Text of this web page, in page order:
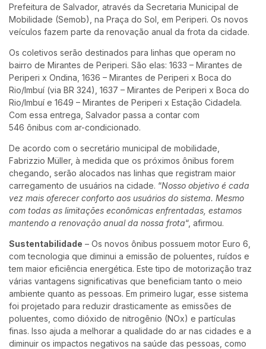
Prefeitura de Salvador, através da Secretaria Municipal de
Mobilidade (Semob), na Praça do Sol, em Periperi. Os novos
veículos fazem parte da renovação anual da frota da cidade.
Os coletivos serão destinados para linhas que operam no
bairro de Mirantes de Periperi. São elas: 1633 – Mirantes de
Periperi x Ondina, 1636 – Mirantes de Periperi x Boca do
Rio/Imbuí (via BR 324), 1637 – Mirantes de Periperi x Boca do
Rio/Imbuí e 1649 – Mirantes de Periperi x Estação Cidadela.
Com essa entrega, Salvador passa a contar com
546 ônibus com ar-condicionado.
De acordo com o secretário municipal de mobilidade,
Fabrizzio Müller, à medida que os próximos ônibus forem
chegando, serão alocados nas linhas que registram maior
carregamento de usuários na cidade. “Nosso objetivo é cada
vez mais oferecer conforto aos usuários do sistema. Mesmo
com todas as limitações econômicas enfrentadas, estamos
mantendo a renovação anual da nossa frota“, afirmou.
Sustentabilidade – Os novos ônibus possuem motor Euro 6,
com tecnologia que diminui a emissão de poluentes, ruídos e
tem maior eficiência energética. Este tipo de motorização traz
várias vantagens significativas que beneficiam tanto o meio
ambiente quanto as pessoas. Em primeiro lugar, esse sistema
foi projetado para reduzir drasticamente as emissões de
poluentes, como dióxido de nitrogênio (NOx) e partículas
finas. Isso ajuda a melhorar a qualidade do ar nas cidades e a
diminuir os impactos negativos na saúde das pessoas, como